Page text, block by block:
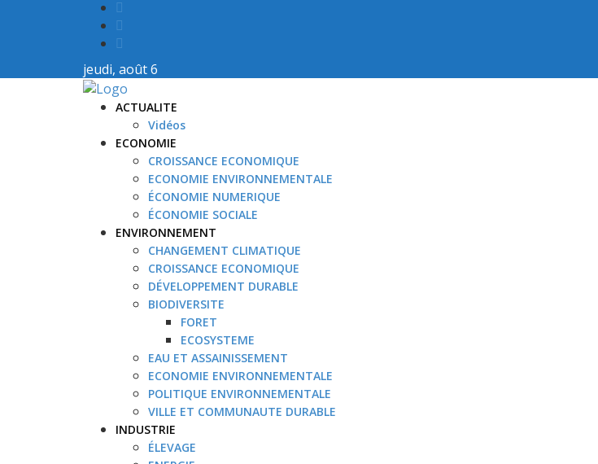
jeudi, août 6
ACTUALITE
Vidéos
ECONOMIE
CROISSANCE ECONOMIQUE
ECONOMIE ENVIRONNEMENTALE
ÉCONOMIE NUMERIQUE
ÉCONOMIE SOCIALE
ENVIRONNEMENT
CHANGEMENT CLIMATIQUE
CROISSANCE ECONOMIQUE
DÉVELOPPEMENT DURABLE
BIODIVERSITE
FORET
ECOSYSTEME
EAU ET ASSAINISSEMENT
ECONOMIE ENVIRONNEMENTALE
POLITIQUE ENVIRONNEMENTALE
VILLE ET COMMUNAUTE DURABLE
INDUSTRIE
ÉLEVAGE